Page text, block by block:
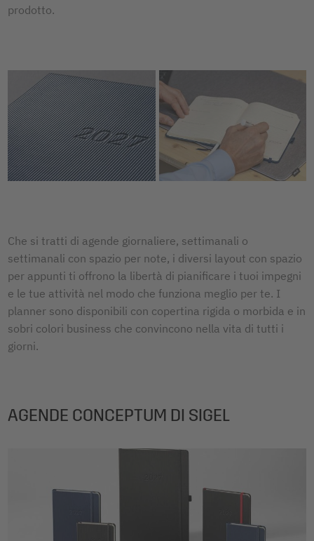
prodotto.
Che si tratti di agende giornaliere, settimanali o
settimanali con spazio per note, i diversi layout con spazio
per appunti ti offrono la libertà di pianificare i tuoi impegni
e le tue attività nel modo che funziona meglio per te. I
planner sono disponibili con copertina rigida o morbida e in
sobri colori business che convincono nella vita di tutti i
giorni.
AGENDE CONCEPTUM DI SIGEL